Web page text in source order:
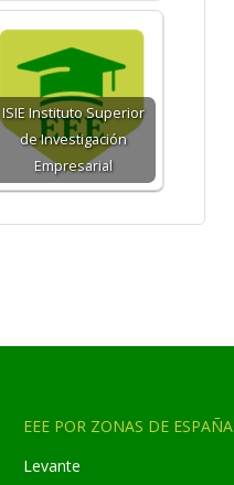
ISIE Instituto Superior
de Investigación
Empresarial
EEE POR ZONAS DE ESPAÑA
Levante